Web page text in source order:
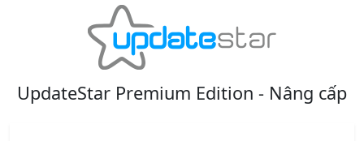
UpdateStar Premium Edition - Nâng cấp